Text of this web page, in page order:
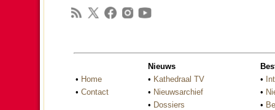
• Home
• Contact
Nieuws
• Kathedraal TV
• Nieuwsarchief
• Dossiers
•
•
•